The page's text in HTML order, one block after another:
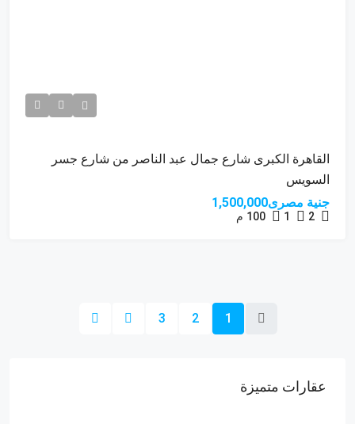
القاهرة الكبرى شارع جمال عبد الناصر من شارع جسر
السويس
جنية مصرى1,500,000
2
1
100 م
1
2
3
عقارات متميزة